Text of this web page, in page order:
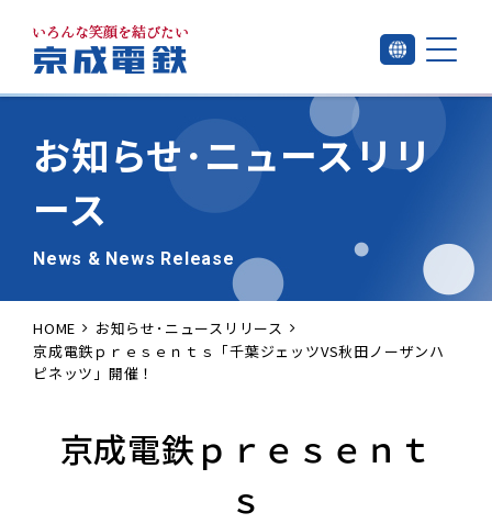
お知らせ･ニュースリリ
ース
News & News Release
HOME
お知らせ･ニュースリリース
京成電鉄ｐｒｅｓｅｎｔｓ「千葉ジェッツVS秋田ノーザンハ
ピネッツ」開催！
京成電鉄ｐｒｅｓｅｎｔ
ｓ